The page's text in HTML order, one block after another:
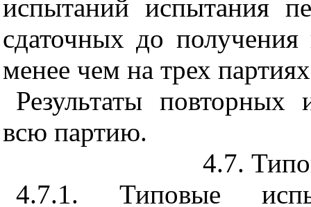
испытаний испытания
сдаточных до получения
менее чем на трех
Результаты повторных
всю партию.
4.7.
4.7.1. Типовые